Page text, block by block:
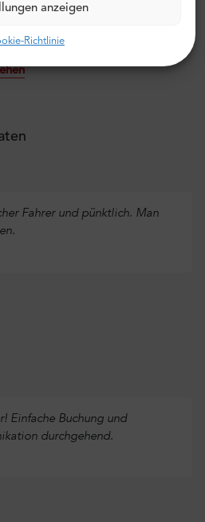
anzeigen
Richtlinie
diese Tour:
Fahrer und pünktlich. Man
Einfache Buchung und
durchgehend.